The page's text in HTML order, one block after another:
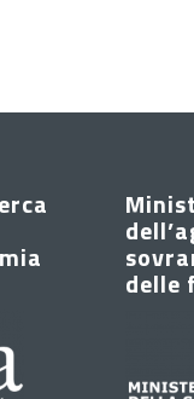
delle